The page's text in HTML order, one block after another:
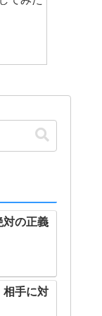
の正義
手に対